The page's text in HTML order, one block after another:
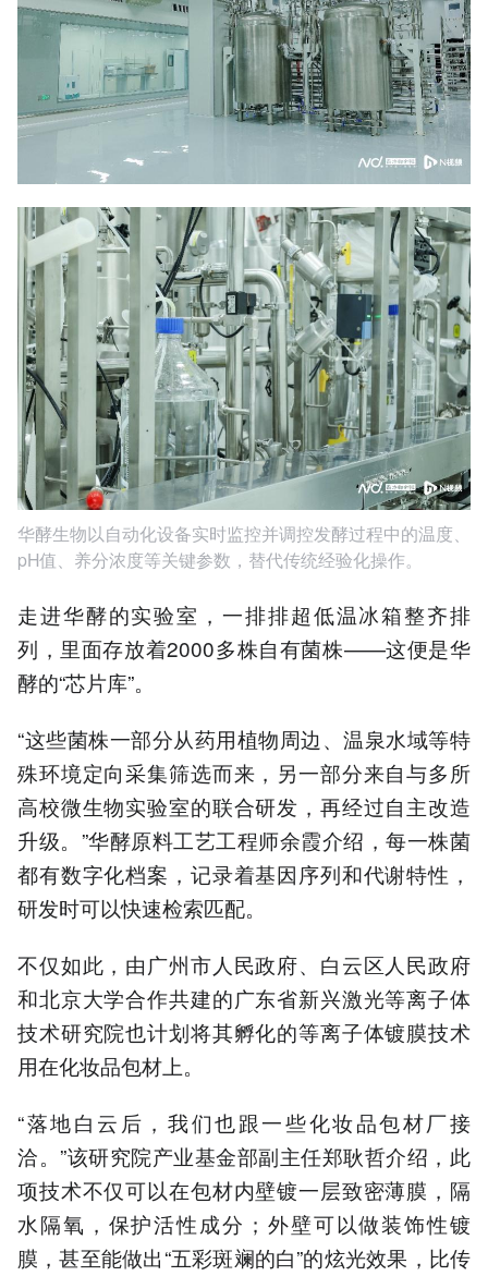
华酵生物以自动化设备实时监控并调控发酵过程中的温度、
pH值、养分浓度等关键参数，替代传统经验化操作。
走进华酵的实验室，一排排超低温冰箱整齐排
列，里面存放着2000多株自有菌株——这便是华
酵的“芯片库”。
“这些菌株一部分从药用植物周边、温泉水域等特
殊环境定向采集筛选而来，另一部分来自与多所
高校微生物实验室的联合研发，再经过自主改造
升级。”华酵原料工艺工程师余霞介绍，每一株菌
都有数字化档案，记录着基因序列和代谢特性，
研发时可以快速检索匹配。
不仅如此，由广州市人民政府、白云区人民政府
和北京大学合作共建的广东省新兴激光等离子体
技术研究院也计划将其孵化的等离子体镀膜技术
用在化妆品包材上。
“落地白云后，我们也跟一些化妆品包材厂接
洽。”该研究院产业基金部副主任郑耿哲介绍，此
项技术不仅可以在包材内壁镀一层致密薄膜，隔
水隔氧，保护活性成分；外壁可以做装饰性镀
膜，甚至能做出“五彩斑斓的白”的炫光效果，比传